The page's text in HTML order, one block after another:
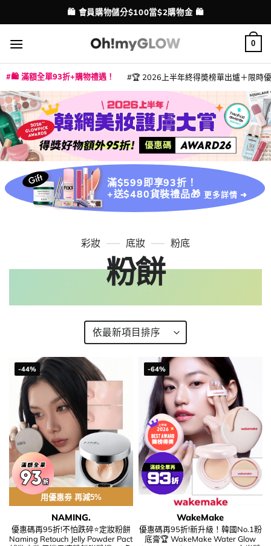
to
content
配送港澳
🛍️ 會員購物儲分$100當$2購物金 🛍️
0
🛍️ 滿額全單93折+購物禮遇！ 🏆 2026上半年終得奬榜單出爐＋限時
滿$599即享93折！
+送$480貨裝禮品🎁 更多詳情 ➜
彩妝 底妝 粉底
粉餅
-44%
用優惠劵 再減5%
NAMING.
優惠碼再95折!不怕跌碎⭐定妝粉餅
Naming Retouch Jelly Powder Pact
-64%
WakeMake
優惠碼再95折!新升級！韓國No.1粉
底膏🏆 WakeMake Water Glow